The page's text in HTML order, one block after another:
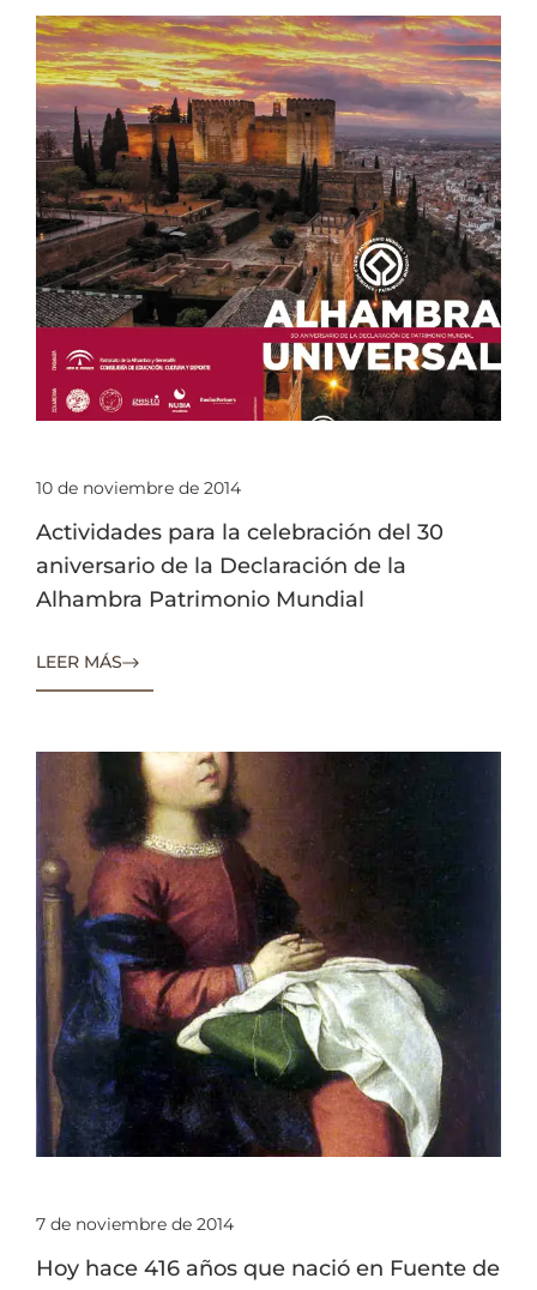
10 de noviembre de 2014
Actividades para la celebración del 30
aniversario de la Declaración de la
Alhambra Patrimonio Mundial
LEER MÁS
7 de noviembre de 2014
Hoy hace 416 años que nació en Fuente de